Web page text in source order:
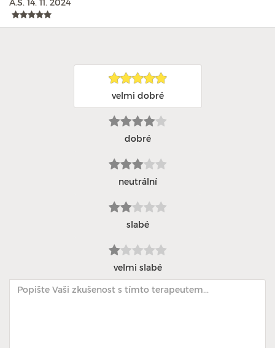
A.S. 14. 11. 2024
velmi dobré
dobré
neutrální
slabé
velmi slabé